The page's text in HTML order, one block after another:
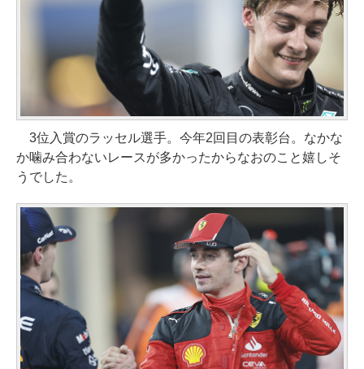
3位入賞のラッセル選手。今年2回目の表彰台。なかな
か噛み合わないレースが多かったからなおのこと嬉しそ
うでした。